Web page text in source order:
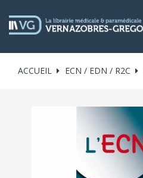
ACCUEIL ECN / EDN / R2C